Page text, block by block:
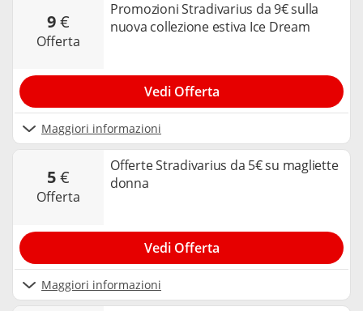
9€
offerta
Promozioni Stradivarius da 9€ sulla
nuova collezione estiva Ice Dream
Maggiori informazioni
Vedi Offerta
5€
offerta
Offerte Stradivarius da 5€ su magliette
donna
Maggiori informazioni
Vedi Offerta